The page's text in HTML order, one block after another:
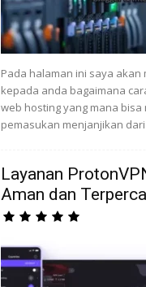
Pada halaman ini saya
kepada anda bagaimana
web hosting yang mana
pemasukan menjanjikan dari
Layanan
Aman dan